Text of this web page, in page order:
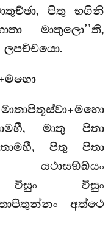
පිතු භගිනි
මාතුලො’’ති,
ලපච්චයො.
මාතු පිතා
පිතු පිතා
විසුං විසුං
අත්ථෙ